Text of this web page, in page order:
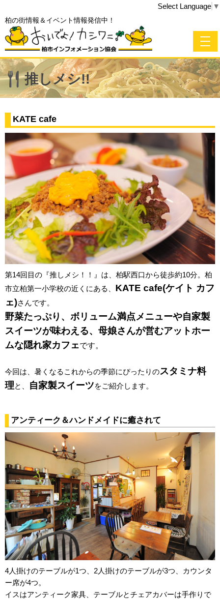
柏の街情報＆イベント情報発信中！
Select Language ▼
推しメシ!!
KATE cafe
第14回目の『推しメシ！！』は、柏駅西口から徒歩約10分。柏
市立柏第一小学校の近くにある、 KATE cafe(ケイト カフ
ェ)さんです。
野菜たっぷり、ボリューム満点メニューや自家製
スイーツが味わえる、母娘さんが営むアットホー
ムな隠れ家カフェです。
今回は、暑くなるこれからの季節にぴったりのスタミナ料
理と、 自家製スイーツをご紹介します。
アンティーク＆ハンドメイドに癒されて
4人掛けのテーブルが1つ、2人掛けのテーブルが3つ、カウンタ
ー席が4つ。
イスはアンティーク家具、テーブルとチェアカバーは手作りで